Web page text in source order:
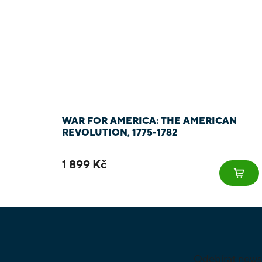
WAR FOR AMERICA: THE AMERICAN
REVOLUTION, 1775-1782
1 899 Kč
Odebírat